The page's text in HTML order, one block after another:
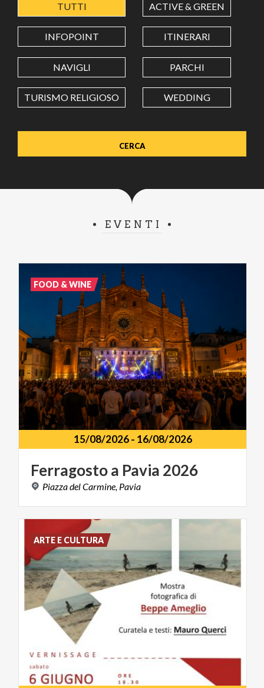
LATITUDINE
LONGITUDINE
Value in decimal degrees. Use dot (.) as decimal separator.
TUTTI ACTIVE & GREEN
INFOPOINT ITINERARI
NAVIGLI PARCHI
TURISMO RELIGIOSO WEDDING
EVENTI
15/08/2026- 16/08/2026
Ferragostoa Pavia 2026
PiazzadelCarmine, Pavia
FOOD & WINE
ARTE E CULTURA